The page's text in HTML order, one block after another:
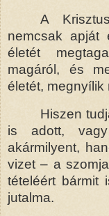
A
nemcsak apját
életét
magáról, és
életét, megnyílik
Hiszen
is adott,
akármilyent,
vizet – a
tételéért bármit
jutalma.